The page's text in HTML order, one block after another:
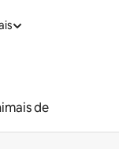
de